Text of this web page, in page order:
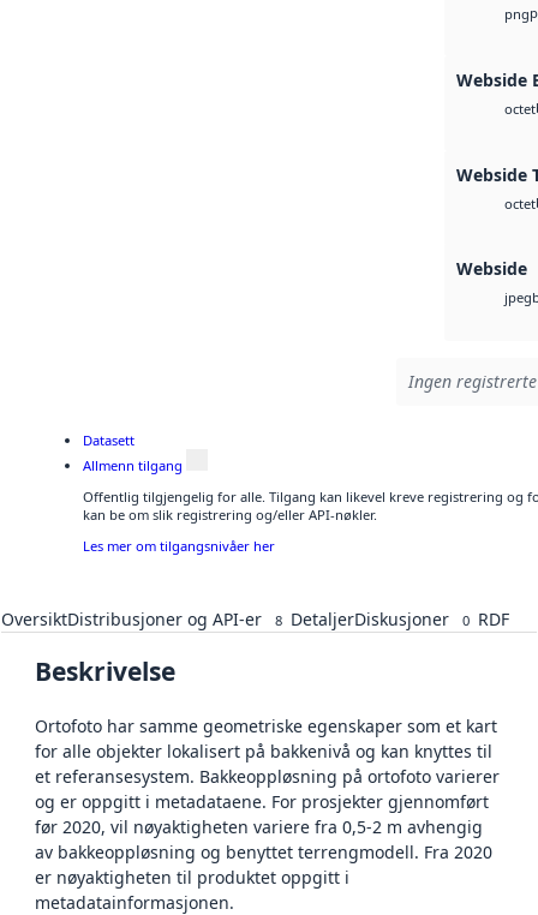
png
Webside
octet
Webside
octet
Webside
jpeg
Ingen
Datasett
Allmenn tilgang
Offentlig tilgjengelig for alle. Tilgang kan likevel kreve registrering og
kan be om slik registrering og/eller API-nøkler.
Les mer om tilgangsnivåer her
OversiktDistribusjoner og API-er 8 DetaljerDiskusjoner 0 RDF
Beskrivelse
Ortofoto har samme geometriske egenskaper som et kart
for alle objekter lokalisert på bakkenivå og kan knyttes til
et referansesystem. Bakkeoppløsning på ortofoto varierer
og er oppgitt i metadataene. For prosjekter gjennomført
før 2020, vil nøyaktigheten variere fra 0,5-2 m avhengig
av bakkeoppløsning og benyttet terrengmodell. Fra 2020
er nøyaktigheten til produktet oppgitt i
metadatainformasjonen.